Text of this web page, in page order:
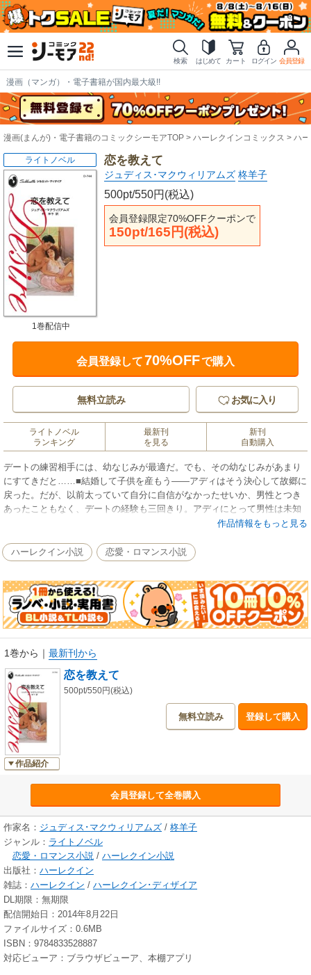
検索 はじめて カート ログイン 会員登録
漫画（マンガ）・電子書籍が国内最大級!!
漫画(まんが)・電子書籍のコミックシーモアTOP ハーレクインコミックス ハ
恋を教えて
ジュディス･マクウィリアムズ 柊羊子
500pt/550円(税込)
会員登録限定70%OFFクーポンで
150pt/165円(税込)
ライトノベル
1巻配信中
会員登録して70%OFFで購入
無料立読み お気に入り
ライトノベル
ランキング
最新刊
を見る
新刊
自動購入
デートの練習相手には、幼なじみが最適だ。でも、その幼なじみがあまり
にすてきだと……■結婚して子供を産もう――アディはそう決心して故郷に
戻った。だが、以前太っていて自分に自信がなかったせいか、男性とつき
あったこともなく、デートの経験も三回きり。アディにとって男性は未知
の種族にも等しい。どうしたら、夫になる人と知りあって、恋ができるの
れない。いまはコンピューター製造会社の社長となった彼は、工場建設用
にアディの亡き両親の土地をほしがっていた。迷った末に、アディはジョ
ーに話を持ちかけた。「土地は譲るわ。あなたがデートの練習台になって
くれたら」ジョーは仰天した。だが、あの土地は必要だ。それに、こんな
にも魅力的になったアディに、誰が断れるだろう？デートの練習には、キ
スも含まれるだろうか？こうして始まった練習が、やがて本番になり、ふ
作品情報をもっと見る
ハーレクイン小説 恋愛・ロマンス小説
1巻から ｜ 最新刊から
作品紹介
恋を教えて
500pt/550円(税込)
無料立読み 登録して購入
会員登録して全巻購入
作家名： ジュディス･マクウィリアムズ / 柊羊子
ジャンル： ライトノベル
恋愛・ロマンス小説 / ハーレクイン小説
出版社： ハーレクイン
雑誌： ハーレクイン / ハーレクイン･ディザイア
DL期限：無期限
配信開始日：2014年8月22日
ファイルサイズ：0.6MB
ISBN：9784833528887
対応ビューア：ブラウザビューア、本棚アプリ